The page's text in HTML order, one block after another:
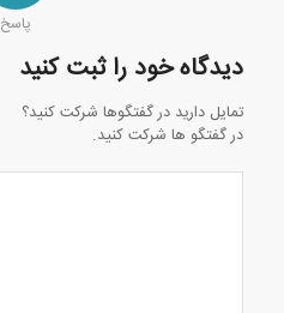
پاسخ
دیدگاه خود را ثبت کنید
تمایل دارید در گفتگوها شرکت کنید؟
در گفتگو ها شرکت کنید.